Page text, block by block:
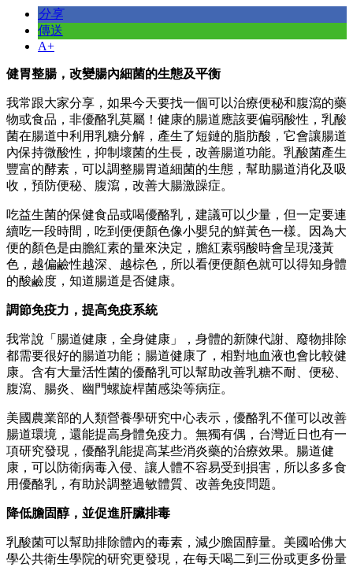
分享
傳送
A+
健胃整腸，改變腸內細菌的生態及平衡
我常跟大家分享，如果今天要找一個可以治療便秘和腹瀉的藥
物或食品，非優酪乳莫屬！健康的腸道應該要偏弱酸性，乳酸
菌在腸道中利用乳糖分解，產生了短鏈的脂肪酸，它會讓腸道
內保持微酸性，抑制壞菌的生長，改善腸道功能。乳酸菌產生
豐富的酵素，可以調整腸胃道細菌的生態，幫助腸道消化及吸
收，預防便秘、腹瀉，改善大腸激躁症。
吃益生菌的保健食品或喝優酪乳，建議可以少量，但一定要連
續吃一段時間，吃到便便顏色像小嬰兒的鮮黃色一樣。因為大
便的顏色是由膽紅素的量來決定，膽紅素弱酸時會呈現淺黃
色，越偏鹼性越深、越棕色，所以看便便顏色就可以得知身體
的酸鹼度，知道腸道是否健康。
調節免疫力，提高免疫系統
我常說「腸道健康，全身健康」，身體的新陳代謝、廢物排除
都需要很好的腸道功能；腸道健康了，相對地血液也會比較健
康。含有大量活性菌的優酪乳可以幫助改善乳糖不耐、便秘、
腹瀉、腸炎、幽門螺旋桿菌感染等病症。
美國農業部的人類營養學研究中心表示，優酪乳不僅可以改善
腸道環境，還能提高身體免疫力。無獨有偶，台灣近日也有一
項研究發現，優酪乳能提高某些消炎藥的治療效果。腸道健
康，可以防衛病毒入侵、讓人體不容易受到損害，所以多多食
用優酪乳，有助於調整過敏體質、改善免疫問題。
降低膽固醇，並促進肝臟排毒
乳酸菌可以幫助排除體內的毒素，減少膽固醇量。美國哈佛大
學公共衛生學院的研究更發現，在每天喝二到三份或更多份量